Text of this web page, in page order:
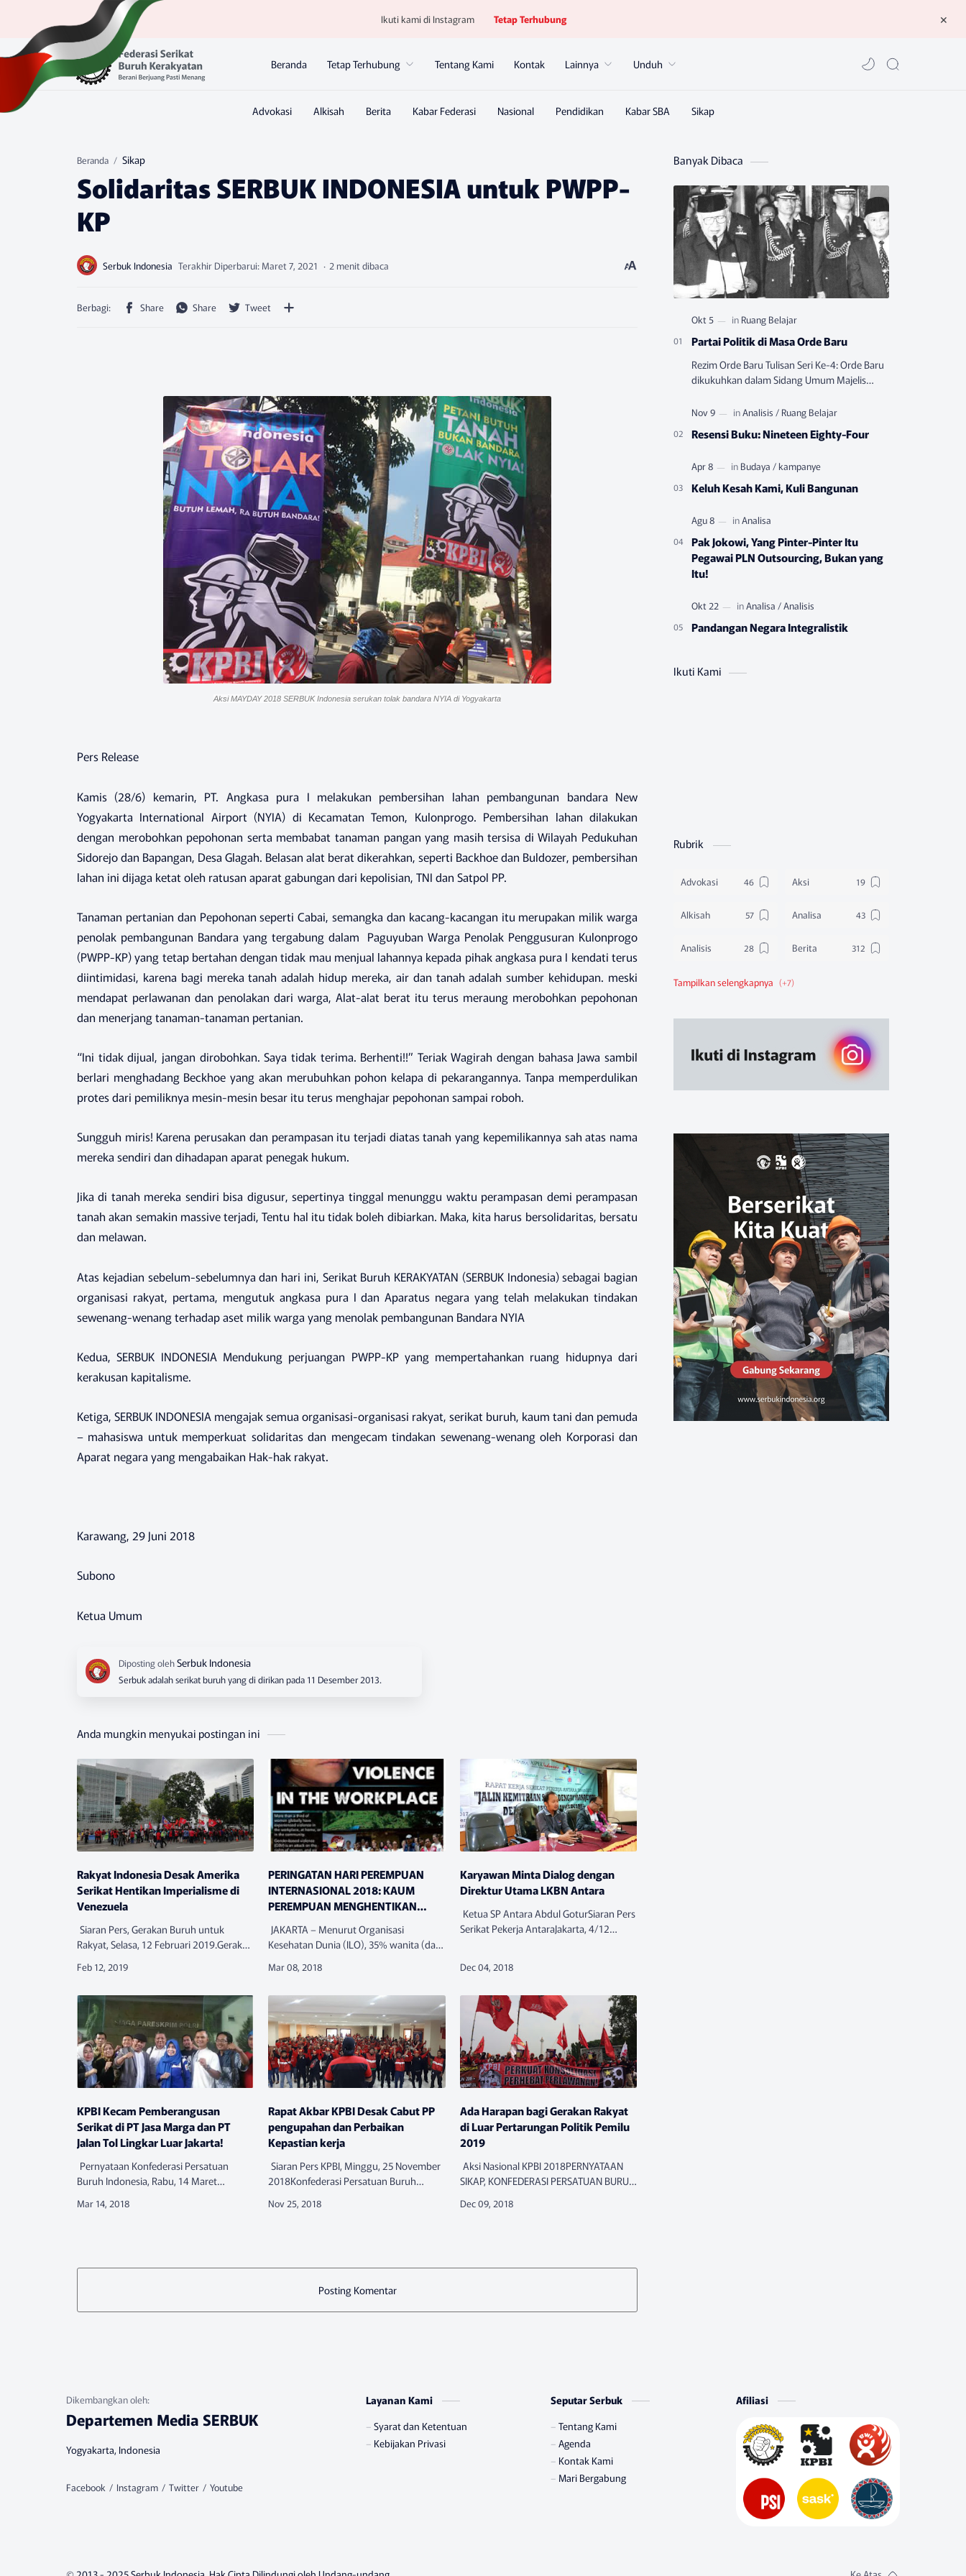
Ikuti kami di Instagram Tetap Terhubung
Beranda Tetap Terhubung Tentang Kami Kontak Lainnya Unduh
Beranda Sikap
Solidaritas SERBUK INDONESIA untuk PWPP-
KP
2 menit dibaca
Aksi MAYDAY 2018 SERBUK Indonesia serukan tolak bandara NYIA di Yogyakarta
Pers Release
Kamis (28/6) kemarin, PT. Angkasa pura I melakukan pembersihan lahan pembangunan bandara New
Yogyakarta International Airport (NYIA) di Kecamatan Temon, Kulonprogo. Pembersihan lahan dilakukan
dengan merobohkan pepohonan serta membabat tanaman pangan yang masih tersisa di Wilayah Pedukuhan
Sidorejo dan Bapangan, Desa Glagah. Belasan alat berat dikerahkan, seperti Backhoe dan Buldozer, pembersihan
lahan ini dijaga ketat oleh ratusan aparat gabungan dari kepolisian, TNI dan Satpol PP.
Tanaman pertanian dan Pepohonan seperti Cabai, semangka dan kacang-kacangan itu merupakan milik warga
penolak pembangunan Bandara yang tergabung dalam Paguyuban Warga Penolak Penggusuran Kulonprogo
(PWPP-KP) yang tetap bertahan dengan tidak mau menjual lahannya kepada pihak angkasa pura I kendati terus
diintimidasi, karena bagi mereka tanah adalah hidup mereka, air dan tanah adalah sumber kehidupan. meski
mendapat perlawanan dan penolakan dari warga, Alat-alat berat itu terus meraung merobohkan pepohonan
dan menerjang tanaman-tanaman pertanian.
“Ini tidak dijual, jangan dirobohkan. Saya tidak terima. Berhenti!!” Teriak Wagirah dengan bahasa Jawa sambil
berlari menghadang Beckhoe yang akan merubuhkan pohon kelapa di pekarangannya. Tanpa memperdulikan
protes dari pemiliknya mesin-mesin besar itu terus menghajar pepohonan sampai roboh.
Sungguh miris! Karena perusakan dan perampasan itu terjadi diatas tanah yang kepemilikannya sah atas nama
mereka sendiri dan dihadapan aparat penegak hukum.
Jika di tanah mereka sendiri bisa digusur, sepertinya tinggal menunggu waktu perampasan demi perampasan
tanah akan semakin massive terjadi, Tentu hal itu tidak boleh dibiarkan. Maka, kita harus bersolidaritas, bersatu
dan melawan.
Atas kejadian sebelum-sebelumnya dan hari ini, Serikat Buruh KERAKYATAN (SERBUK Indonesia) sebagai bagian
organisasi rakyat, pertama, mengutuk angkasa pura I dan Aparatus negara yang telah melakukan tindakan
sewenang-wenang terhadap aset milik warga yang menolak pembangunan Bandara NYIA
Kedua, SERBUK INDONESIA Mendukung perjuangan PWPP-KP yang mempertahankan ruang hidupnya dari
kerakusan kapitalisme.
Ketiga, SERBUK INDONESIA mengajak semua organisasi-organisasi rakyat, serikat buruh, kaum tani dan pemuda
– mahasiswa untuk memperkuat solidaritas dan mengecam tindakan sewenang-wenang oleh Korporasi dan
Aparat negara yang mengabaikan Hak-hak rakyat.
Karawang, 29 Juni 2018
Subono
Ketua Umum
Serbuk adalah serikat buruh yang di dirikan pada 11 Desember 2013.
Anda mungkin menyukai postingan ini
Rakyat Indonesia Desak Amerika
Serikat Hentikan Imperialisme di
Venezuela
Siaran Pers, Gerakan Buruh untuk
Rakyat, Selasa, 12 Februari 2019.Gerakan
memprotes kebijakan campur tangan
nege…
PERINGATAN HARI PEREMPUAN
INTERNASIONAL 2018: KAUM
PEREMPUAN MENGHENTIKAN
JAKARTA – Menurut Organisasi
Kesehatan Dunia (ILO), 35% wanita (dari
yang berusia di atas usia 15 tahun,
Karyawan Minta Dialog dengan
Direktur Utama LKBN Antara
Ketua SP Antara Abdul GoturSiaran Pers
Serikat Pekerja AntaraJakarta, 4/12
(4/12) untuk meminta berdialog den…
KPBI Kecam Pemberangusan
Serikat di PT Jasa Marga dan PT
Jalan Tol Lingkar Luar Jakarta!
Pernyataan Konfederasi Persatuan
Buruh Indonesia, Rabu, 14 Maret
Buruh Indonesia (KPBI) mendukung
Rapat Akbar KPBI Desak Cabut PP
pengupahan dan Perbaikan
Kepastian kerja
Siaran Pers KPBI, Minggu, 25 November
2018Konfederasi Persatuan Buruh
Pergerakan Pelaut Indonesia (PPI) dan
Ada Harapan bagi Gerakan Rakyat
di Luar Pertarungan Politik Pemilu
2019
Aksi Nasional KPBI 2018PERNYATAAN
SIKAP, KONFEDERASI PERSATUAN BURUH
KPBIKonfederasi Persatuan Buruh
Posting Komentar
Banyak Dibaca
Partai Politik di Masa Orde Baru
Rezim Orde Baru Tulisan Seri Ke-4: Orde Baru
dikukuhkan dalam Sidang Umum Majelis
yang berlangsung pada Juni-…
Resensi Buku: Nineteen Eighty-Four
Keluh Kesah Kami, Kuli Bangunan
Pak Jokowi, Yang Pinter-Pinter Itu
Pegawai PLN Outsourcing, Bukan yang
Itu!
Pandangan Negara Integralistik
Ikuti Kami
Rubrik
Advokasi Aksi
Alkisah Analisa
Analisis Berita
Berita Federasi
Ruang Belajar
Departemen Media SERBUK
Yogyakarta, Indonesia
Layanan Kami
Syarat dan Ketentuan
Kebijakan Privasi
Seputar Serbuk
Tentang Kami
Agenda
Kontak Kami
Mari Bergabung
Afiliasi